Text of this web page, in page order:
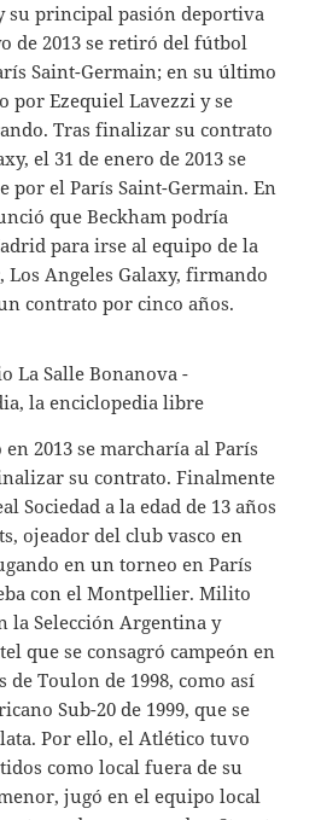
su principal pasión deportiva
de 2013 se retiró del fútbol
Saint-Germain; en su último
por Ezequiel Lavezzi y se
Tras finalizar su contrato
el 31 de enero de 2013 se
por el París Saint-Germain. En
que Beckham podría
para irse al equipo de la
Los Angeles Galaxy, firmando
contrato por cinco años.
2013 se marcharía al París
su contrato. Finalmente
Sociedad a la edad de 13 años
ojeador del club vasco en
en un torneo en París
con el Montpellier. Milito
la Selección Argentina y
que se consagró campeón en
de Toulon de 1998, como así
Sub-20 de 1999, que se
Por ello, el Atlético tuvo
como local fuera de su
jugó en el equipo local